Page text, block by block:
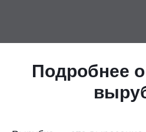
НИЖНИЙ НОВГОРОД
Подробнее